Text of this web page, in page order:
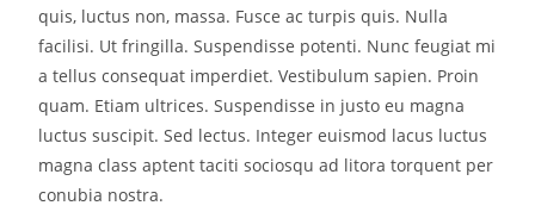
quis, luctus non, massa. Fusce ac turpis quis. Nulla
facilisi. Ut fringilla. Suspendisse potenti. Nunc feugiat mi
a tellus consequat imperdiet. Vestibulum sapien. Proin
quam. Etiam ultrices. Suspendisse in justo eu magna
luctus suscipit. Sed lectus. Integer euismod lacus luctus
magna class aptent taciti sociosqu ad litora torquent per
conubia nostra.